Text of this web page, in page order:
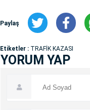
Paylaş
Etiketler : TRAFİK KAZASI
YORUM YAP